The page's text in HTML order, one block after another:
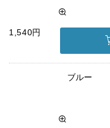
1,540円
ブルー